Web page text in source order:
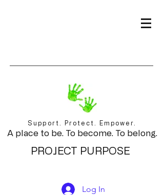
Support. Protect. Empower.
A place to be. To become. To belong.
PROJECT PURPOSE
Log In